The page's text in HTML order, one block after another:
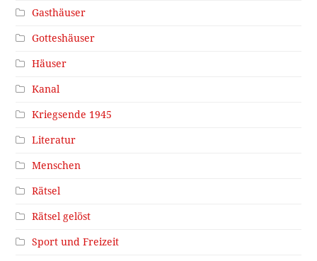
Gasthäuser
Gotteshäuser
Häuser
Kanal
Kriegsende 1945
Literatur
Menschen
Rätsel
Rätsel gelöst
Sport und Freizeit